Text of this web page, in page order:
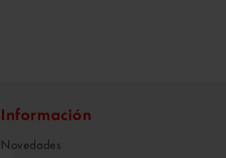
Información
Novedades